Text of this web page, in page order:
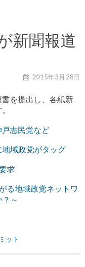
新聞報道
2015年3月28日
を提出し、各紙新
志民党など
域政党がタッグ
求
る地域政党ネットワ
～
ット